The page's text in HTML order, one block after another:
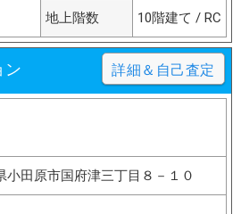
地上階数 10階建て / RC
ン 詳細＆自己査定
小田原市国府津三丁目８－１０